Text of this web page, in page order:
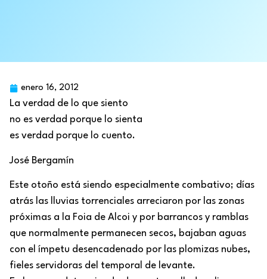
enero 16, 2012
La verdad de lo que siento
no es verdad porque lo sienta
es verdad porque lo cuento.
José Bergamín
Este otoño está siendo especialmente combativo; días
atrás las lluvias torrenciales arreciaron por las zonas
próximas a la Foia de Alcoi y por barrancos y ramblas
que normalmente permanecen secos, bajaban aguas
con el ímpetu desencadenado por las plomizas nubes,
fieles servidoras del temporal de levante.